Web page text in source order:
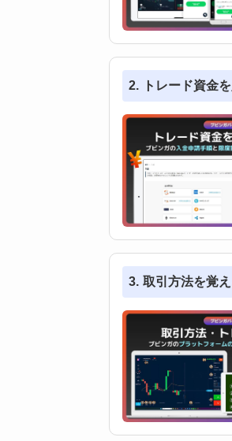
トレード資金
取引方法を覚